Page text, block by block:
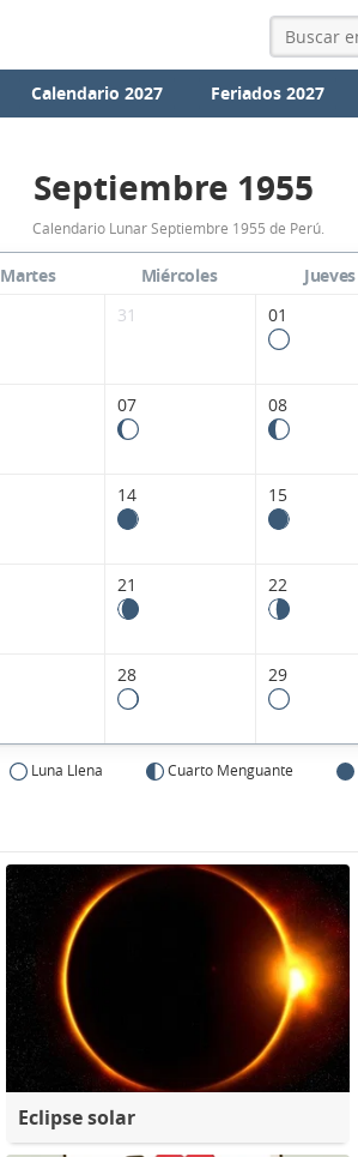
Calendario 2027 Feriados 2027
Calendario
Lunar
Septiembre
Septiembre 1955
Calendario Lunar Septiembre 1955 de Perú.
Martes Miércoles Jueves
31 01
07 08
14 15
21 22
28 29
Luna Llena Cuarto Menguante
Eclipse solar